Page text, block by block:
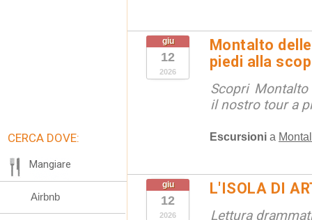
giu
12
2026
Montalto
piedi alla
Scopri
il nostro tour a
Escursioni a
giu
12
2026
L'ISOLA DI
Lettura
CERCA DOVE:
Mangiare
Airbnb